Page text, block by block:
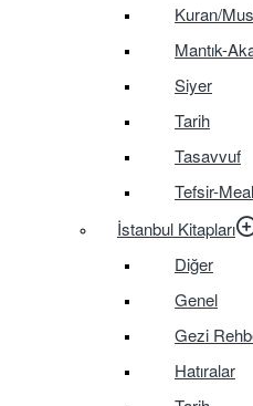
Kuran/
Mantık-
Siyer
Tarih
Tasavvuf
Tefsir-Meal
İstanbul Kitapları
Diğer
Genel
Gezi
Hatıralar